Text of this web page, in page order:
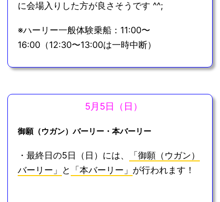
に会場入りした方が良さそうです ^^;
※ハーリー一般体験乗船：11:00〜
16:00（12:30〜13:00は一時中断）
5月5日（日）
御願（ウガン）バーリー・本バーリー
・最終日の5日（日）には、
「御願（ウガン）
バーリー」
と 「本バーリー」 が行われます！